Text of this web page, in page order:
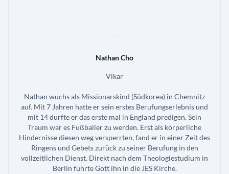
Nathan Cho
Vikar
Nathan wuchs als Missionarskind (Südkorea) in Chemnitz
auf. Mit 7 Jahren hatte er sein erstes Berufungserlebnis und
mit 14 durfte er das erste mal in England predigen. Sein
Traum war es Fußballer zu werden. Erst als körperliche
Hindernisse diesen weg versperrten, fand er in einer Zeit des
Ringens und Gebets zurück zu seiner Berufung in den
vollzeitlichen Dienst. Direkt nach dem Theologiestudium in
Berlin führte Gott ihn in die JES Kirche.